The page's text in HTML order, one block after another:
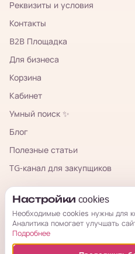
Реквизиты и условия
Контакты
B2B Площадка
Для бизнеса
Корзина
Кабинет
Умный поиск ✨
Блог
Полезные статьи
TG-канал для закупщиков
Настройки cookies
Необходимые cookies нужны для
Аналитика помогает улучшать
Подробнее